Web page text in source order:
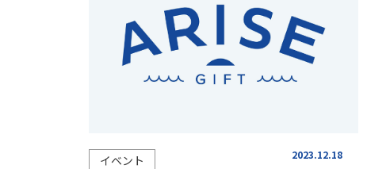
イベント 2023.12.18